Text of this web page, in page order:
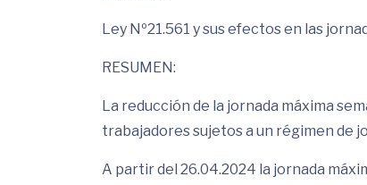
Ley Nº21.561 y sus efectos en las
RESUMEN:
La reducción de la jornada máxima
trabajadores sujetos a un régimen de
A partir del 26.04.2024 la jornada